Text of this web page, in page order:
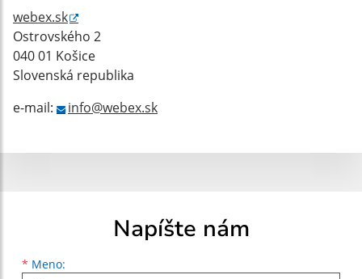
webex.sk
Ostrovského 2
040 01 Košice
Slovenská republika
e-mail:
info@webex.sk
Napíšte nám
* Meno:
Meno
Priezvisko
E-mailová adresa